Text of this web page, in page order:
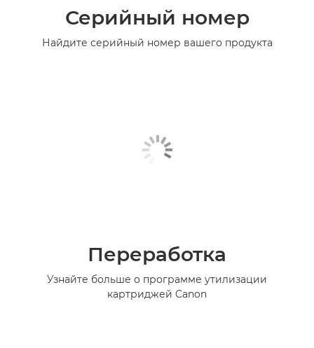
Серийный номер
Найдите серийный номер вашего продукта
Переработка
Узнайте больше о программе утилизации
картриджей Canon